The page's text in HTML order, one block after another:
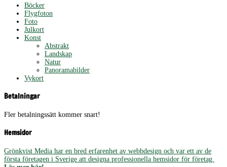
Böcker
Flygfoton
Foto
Julkort
Konst
Abstrakt
Landskap
Natur
Panoramabilder
Vykort
Betalningar
Fler betalningssätt kommer snart!
Hemsidor
Grönkvist Media har en bred erfarenhet av webbdesign och var ett av de
första företagen i Sverige att designa professionella hemsidor för företag.